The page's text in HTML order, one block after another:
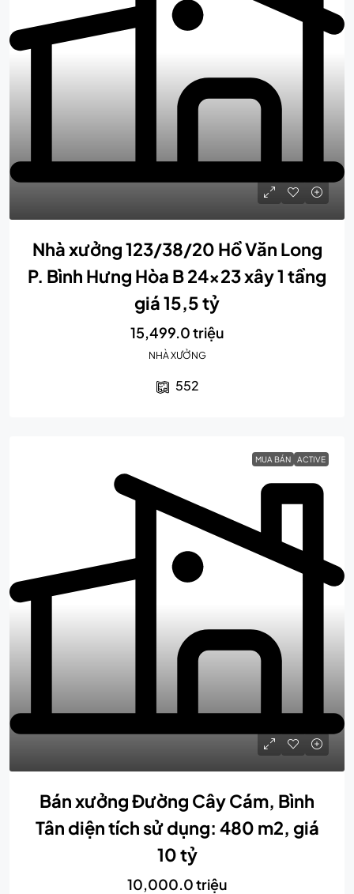
Nhà xưởng 123/38/20 Hồ Văn Long
P. Bình Hưng Hòa B 24×23 xây 1 tầng
giá 15,5 tỷ
15,499.0 triệu
NHÀ XƯỞNG
552
MUA BÁN ACTIVE
Bán xưởng Đường Cây Cám, Bình
Tân diện tích sử dụng: 480 m2, giá
10 tỷ
10,000.0 triệu